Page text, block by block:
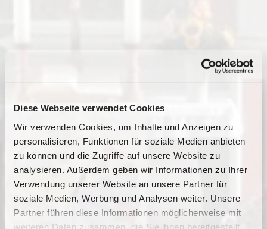
Diese Webseite verwendet Cookies
Wir verwenden Cookies, um Inhalte und Anzeigen zu
personalisieren, Funktionen für soziale Medien anbieten
zu können und die Zugriffe auf unsere Website zu
analysieren. Außerdem geben wir Informationen zu Ihrer
Verwendung unserer Website an unsere Partner für
soziale Medien, Werbung und Analysen weiter. Unsere
Partner führen diese Informationen möglicherweise mit
weiteren Daten zusammen, die Sie ihnen bereitgestellt
Dies könnte Sie auch